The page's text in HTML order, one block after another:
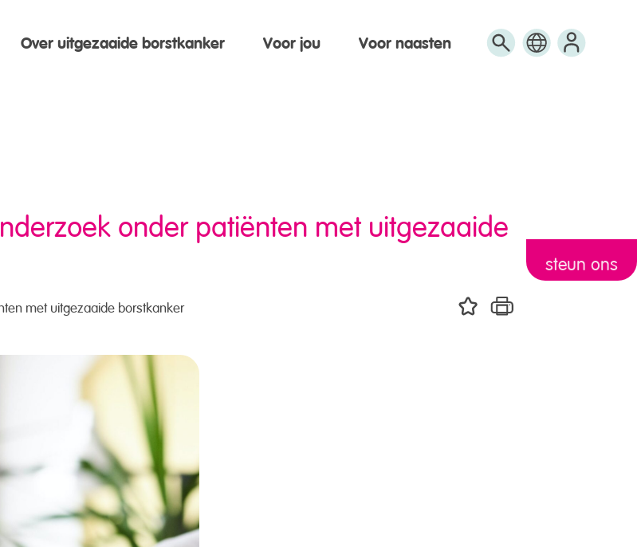
Over uitgezaaide borstkanker Voor jou Voor naasten
steun ons
onder patiënten met uitgezaaide
met uitgezaaide borstkanker